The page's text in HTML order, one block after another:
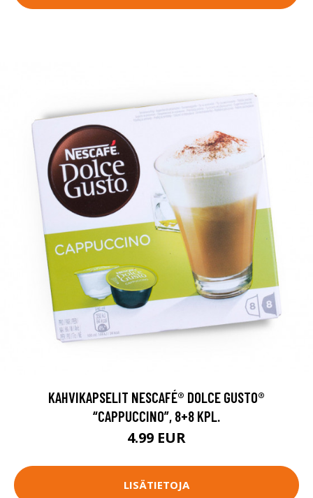
KAHVIKAPSELIT NESCAFÉ® DOLCE GUSTO®
“CAPPUCCINO”, 8+8 KPL.
4.99 EUR
LISÄTIETOJA